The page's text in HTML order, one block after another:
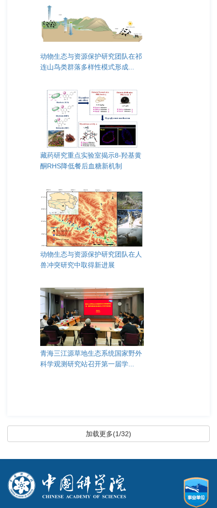
动物生态与资源保护研究团队在祁
连山鸟类群落多样性模式形成...
藏药研究重点实验室揭示8-羟基黄
酮RHS降低餐后血糖新机制
动物生态与资源保护研究团队在人
兽冲突研究中取得新进展
青海三江源草地生态系统国家野外
科学观测研究站召开第一届学...
加载更多(1/32)